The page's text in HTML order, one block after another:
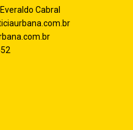
Cabral